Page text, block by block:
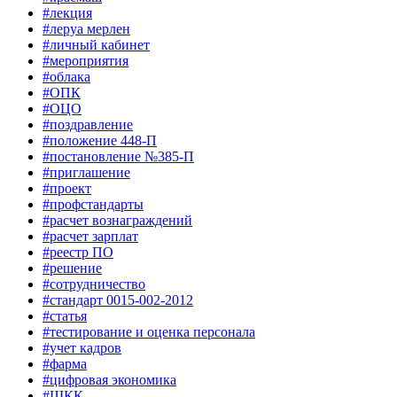
#лекция
#леруа мерлен
#личный кабинет
#мероприятия
#облака
#ОПК
#ОЦО
#поздравление
#положение 448-П
#постановление №385-П
#приглашение
#проект
#профстандарты
#расчет вознаграждений
#расчет зарплат
#реестр ПО
#решение
#сотрудничество
#стандарт 0015-002-2012
#статья
#тестирование и оценка персонала
#учет кадров
#фарма
#цифровая экономика